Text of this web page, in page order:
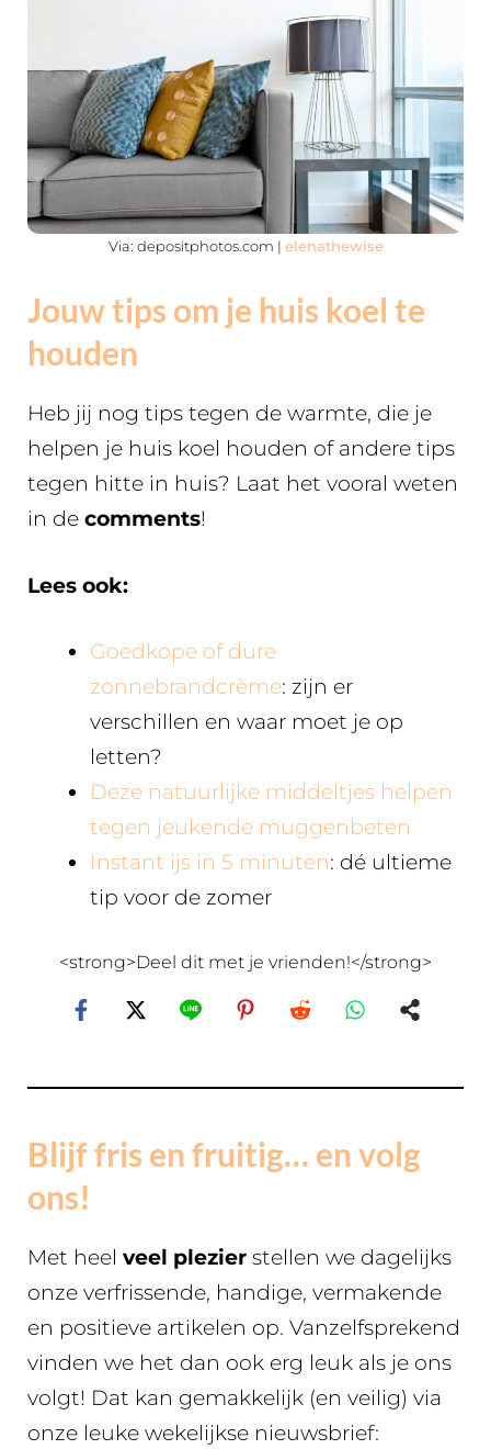
Via: depositphotos.com | elenathewise
Jouw tips om je huis koel te
houden
Heb jij nog tips tegen de warmte, die je
helpen je huis koel houden of andere tips
tegen hitte in huis? Laat het vooral weten
in de comments!
Lees ook:
Goedkope of dure
zonnebrandcrème: zijn er
verschillen en waar moet je op
letten?
Deze natuurlijke middeltjes helpen
tegen jeukende muggenbeten
Instant ijs in 5 minuten: dé ultieme
tip voor de zomer
<strong>Deel dit met je vrienden!</strong>
Blijf fris en fruitig… en volg
ons!
Met heel veel plezier stellen we dagelijks
onze verfrissende, handige, vermakende
en positieve artikelen op. Vanzelfsprekend
vinden we het dan ook erg leuk als je ons
volgt! Dat kan gemakkelijk (en veilig) via
onze leuke wekelijkse nieuwsbrief: